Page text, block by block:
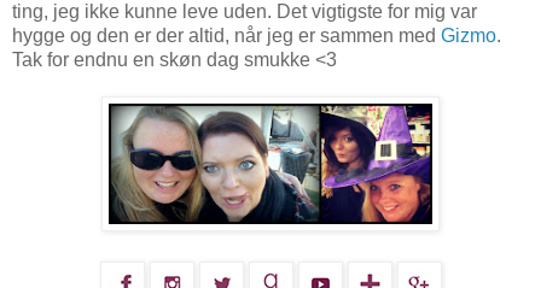
ting, jeg ikke kunne leve uden. Det vigtigste for mig var
hygge og den er der altid, når jeg er sammen med Gizmo.
Tak for endnu en skøn dag smukke <3